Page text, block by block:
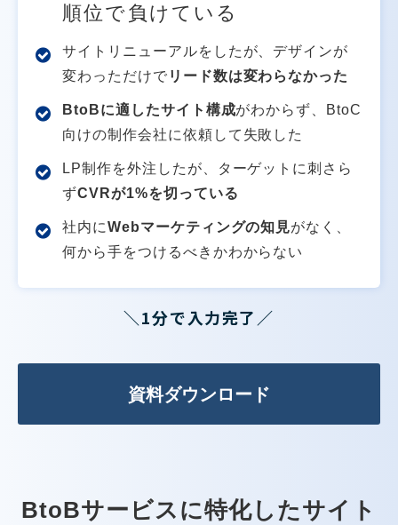
順位で負けている
サイトリニューアルをしたが、デザインが
変わっただけで リード数は変わらなかった
BtoBに適したサイト構成がわからず、BtoC
向けの制作会社に依頼して失敗した
LP制作を外注したが、ターゲットに刺さら
ずCVRが1%を切っている
社内にWebマーケティングの知見がなく、
何から手をつけるべきかわからない
＼1分で入力完了／
資料ダウンロード
BtoBサービスに特化したサイト